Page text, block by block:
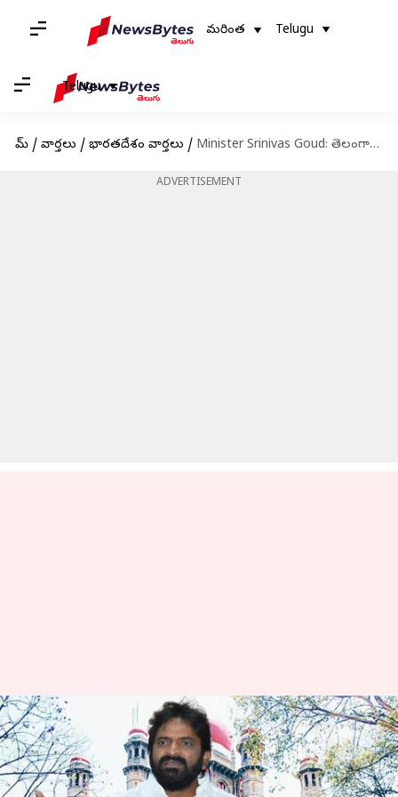
మరింత Telugu
Telugu
హోమ్ / వార్తలు / భారతదేశం వార్తలు / Minister Srinivas Goud: తెలంగాణ హైకోర్టులో మంత్రి శ్రీనివాస్‌ గౌడ్‌కు ఊరట
ADVERTISEMENT
Minister Srinivas Goud:
తెలంగాణ హైకోర్టులో మంత్రి శ్రీనివాస్‌
గౌడ్‌కు ఊరట